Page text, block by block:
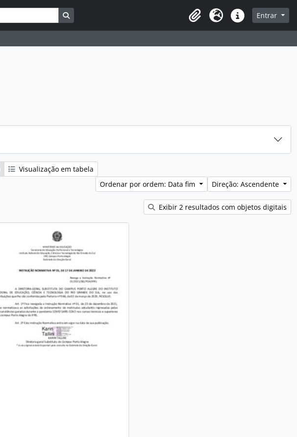
Busque na página de navegação
Idioma Ligações rápidas
Entrar
Visualização em tabela
Ordenar por ordem: Data fim
Direção: Ascendente
Exibir 2 resultados com objetos digitais